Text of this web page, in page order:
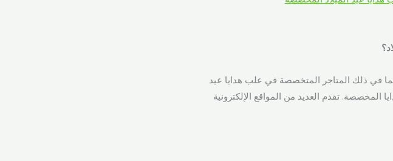
في ذلك المتاجر المتخصصة في علب هدايا عيد
المخصصة. تقدم العديد من المواقع الإلكترونية